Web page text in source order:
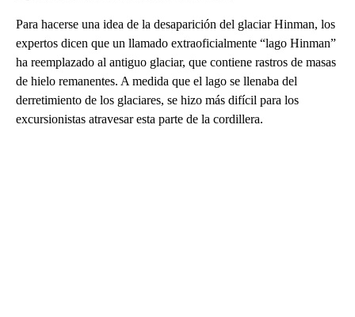
Para hacerse una idea de la desaparición del glaciar Hinman, los
expertos dicen que un llamado extraoficialmente “lago Hinman”
ha reemplazado al antiguo glaciar, que contiene rastros de masas
de hielo remanentes. A medida que el lago se llenaba del
derretimiento de los glaciares, se hizo más difícil para los
excursionistas atravesar esta parte de la cordillera.